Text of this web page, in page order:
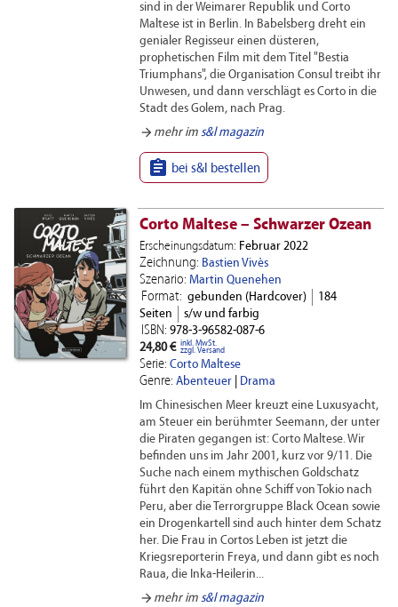
sind in der Weimarer Republik und Corto
Maltese ist in Berlin. In Babelsberg dreht ein
genialer Regisseur einen düsteren,
prophetischen Film mit dem Titel "Bestia
Triumphans", die Organisation Consul treibt ihr
Unwesen, und dann verschlägt es Corto in die
Stadt des Golem, nach Prag.
arrow_forward mehr im s&l magazin
 bei s&l bestellen
Corto Maltese – Schwarzer Ozean
Erscheinungsdatum: Februar 2022
Zeichnung: Bastien Vivès
Szenario: Martin Quenehen
Format: gebunden (Hardcover)
184
Seiten
s/w und farbig
ISBN: 978-3-96582-087-6
24,80 € inkl. MwSt.
zzgl. Versand
Serie: Corto Maltese
Genre: Abenteuer| Drama
Im Chinesischen Meer kreuzt eine Luxusyacht,
am Steuer ein berühmter Seemann, der unter
die Piraten gegangen ist: Corto Maltese. Wir
befinden uns im Jahr 2001, kurz vor 9/11. Die
Suche nach einem mythischen Goldschatz
führt den Kapitän ohne Schiff von Tokio nach
Peru, aber die Terrorgruppe Black Ocean sowie
ein Drogenkartell sind auch hinter dem Schatz
her. Die Frau in Cortos Leben ist jetzt die
Kriegsreporterin Freya, und dann gibt es noch
Raua, die Inka-Heilerin...
arrow_forward mehr im s&l magazin